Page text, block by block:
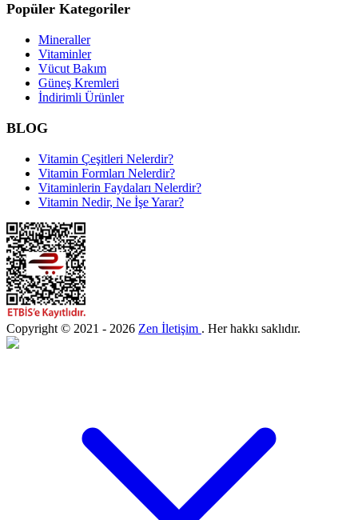
Popüler Kategoriler
Mineraller
Vitaminler
Vücut Bakım
Güneş Kremleri
İndirimli Ürünler
BLOG
Vitamin Çeşitleri Nelerdir?
Vitamin Formları Nelerdir?
Vitaminlerin Faydaları Nelerdir?
Vitamin Nedir, Ne İşe Yarar?
Copyright © 2021 - 2026 Zen İletişim . Her hakkı saklıdır.